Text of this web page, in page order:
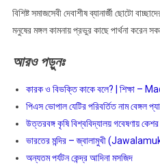
বিশিষ্ট সমাজসেবী দেবাশীষ ব্যানার্জী ছোটো
মনুষের মঙ্গল কামনায় প্রভুর কাছে পার্থনা করেন
আরও পড়ুনঃ
কারক ও বিভক্তি কাকে বলে? | শিক্ষা –
পিএস ভোপাল যেটির পরিবর্তিত নাম বেঙ্গল
উত্তরবঙ্গ কৃষি বিশ্ববিদ্যালয় গবেষণায় কেশর
ভারতের মন্দির – জ্বালামুখী
অন্যতম পর্যটন কেন্দ্র আদিনা মসজিদ